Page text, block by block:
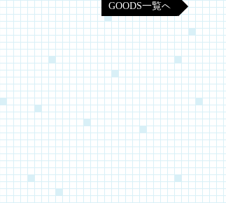
GOODS一覧へ